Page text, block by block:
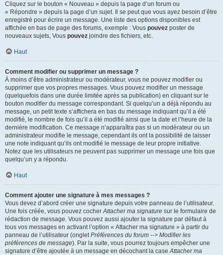
Cliquez sur le bouton « Nouveau » depuis la page d’un forum ou
« Répondre » depuis la page d’un sujet. Il se peut que vous ayez besoin d’être
enregistré pour écrire un message. Une liste des options disponibles est
affichée en bas de page des forums, exemple : Vous pouvez poster de
nouveaux sujets, Vous pouvez joindre des fichiers, etc.
Haut
Comment modifier ou supprimer un message ?
À moins d’être administrateur ou modérateur, vous ne pouvez modifier ou
supprimer que vos propres messages. Vous pouvez modifier un message
(quelquefois dans une durée limitée après sa publication) en cliquant sur le
bouton modifierdu message correspondant. Si quelqu’un a déjà répondu au
message, un petit texte s’affichera en bas du message indiquant qu’il a été
modifié, le nombre de fois qu’il a été modifié ainsi que la date et l’heure de la
dernière modification. Ce message n’apparaîtra pas si un modérateur ou un
administrateur modifie le message, cependant ils ont la possibilité de laisser
une note indiquant qu’ils ont modifié le message de leur propre initiative.
Notez que les utilisateurs ne peuvent pas supprimer un message une fois que
quelqu’un y a répondu.
Haut
Comment ajouter une signature à mes messages ?
Vous devez d’abord créer une signature depuis votre panneau de l’utilisateur.
Une fois créée, vous pouvez cocherAttacher ma signature sur le formulaire de
rédaction de message. Vous pouvez aussi ajouter la signature par défaut à
tous vos messages en activant l’option « Attacher ma signature » à partir du
panneau de l’utilisateur (ongletPréférences du forum --> Modifier les
préférences de message). Par la suite, vous pourrez toujours empêcher une
signature d’être ajoutée à un message en décochant la caseAttacher ma